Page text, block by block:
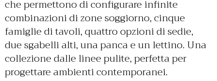
che permettono di configurare infinite
combinazioni di zone soggiorno, cinque
famiglie di tavoli, quattro opzioni di sedie,
due sgabelli alti, una panca e un lettino. Una
collezione dalle linee pulite, perfetta per
progettare ambienti contemporanei.